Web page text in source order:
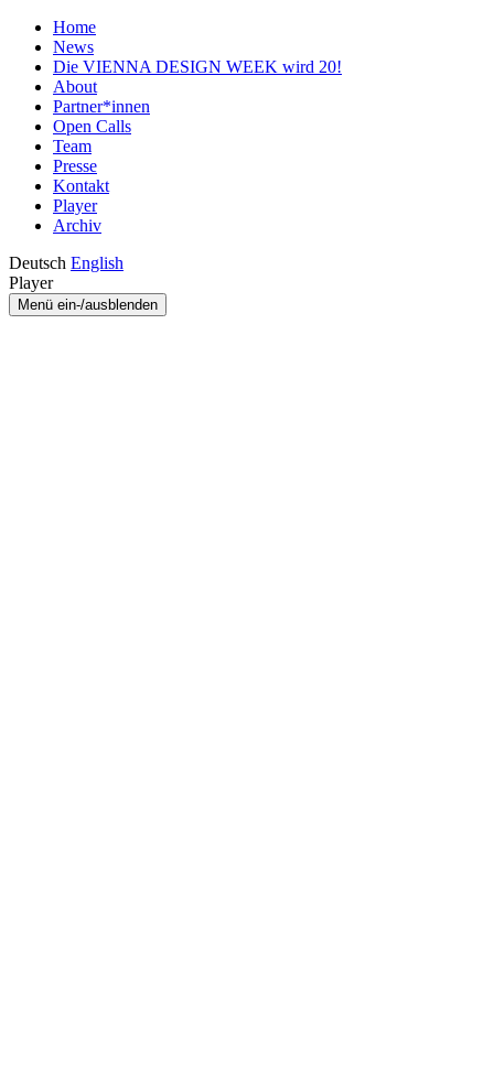
Home
News
Die VIENNA DESIGN WEEK wird 20!
About
Partner*innen
Open Calls
Team
Presse
Kontakt
Player
Archiv
Deutsch English
Player
Menü ein-/ausblenden